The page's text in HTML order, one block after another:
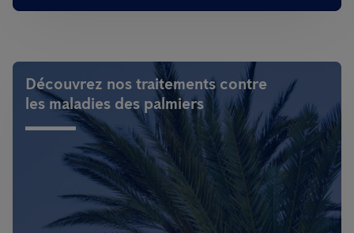
Découvrez nos traitements contre
les maladies des palmiers